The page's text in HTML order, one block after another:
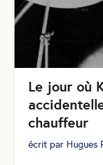
Le jour où
chauffeur
écrit par Hugues